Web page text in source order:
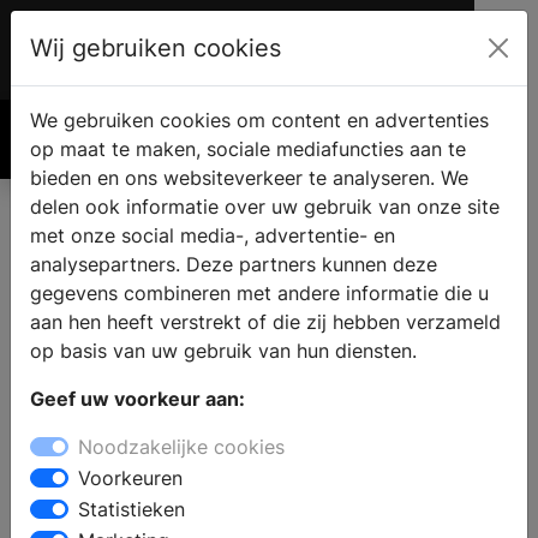
Account
Zoek
Houten vloer Specialisten
Sitemap
vloer specialisten op de website. Deze pagina
dient voornamelijk als sitemap, zodat je
gemakkelijk toegang hebt tot alle locaties en
informatie die je zoekt.
Wij gebruiken cookies
We gebruiken cookies om content en advertenties
op maat te maken, sociale mediafuncties aan te
bieden en ons websiteverkeer te analyseren. We
delen ook informatie over uw gebruik van onze site
met onze social media-, advertentie- en
analysepartners. Deze partners kunnen deze
gegevens combineren met andere informatie die u
aan hen heeft verstrekt of die zij hebben verzameld
op basis van uw gebruik van hun diensten.
Geef uw voorkeur aan:
Noodzakelijke cookies
Voorkeuren
Statistieken